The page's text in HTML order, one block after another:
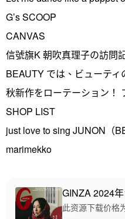
G’s SCOOP
CANVAS
信號旗K 朝吹真理子の訪問
BEAUTY では、ビューティ
秋新作をローテーション！
SHOP LIST
just love to sing JUNON（
marimekko
GINZA 2024
此资源下载价格